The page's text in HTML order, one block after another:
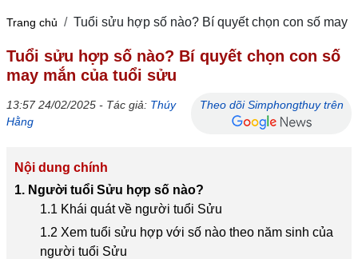
Trang chủ Tuổi sửu hợp số nào? Bí quyết chọn con số may
Tuổi sửu hợp số nào? Bí quyết chọn con số
may mắn của tuổi sửu
13:57 24/02/2025 - Tác giả: Thúy
Hằng
Theo dõi Simphongthuy trên
Nội dung chính
1. Người tuổi Sửu hợp số nào?
1.1 Khái quát về người tuổi Sửu
1.2 Xem tuổi sửu hợp với số nào theo năm sinh của
người tuổi Sửu